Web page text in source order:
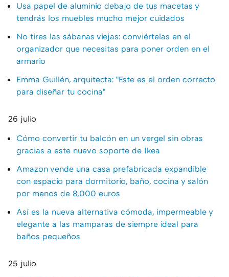
Usa papel de aluminio debajo de tus macetas y
tendrás los muebles mucho mejor cuidados
No tires las sábanas viejas: conviértelas en el
organizador que necesitas para poner orden en el
armario
Emma Guillén, arquitecta: "Este es el orden correcto
para diseñar tu cocina"
26 julio
Cómo convertir tu balcón en un vergel sin obras
gracias a este nuevo soporte de Ikea
Amazon vende una casa prefabricada expandible
con espacio para dormitorio, baño, cocina y salón
por menos de 8.000 euros
Así es la nueva alternativa cómoda, impermeable y
elegante a las mamparas de siempre ideal para
baños pequeños
25 julio